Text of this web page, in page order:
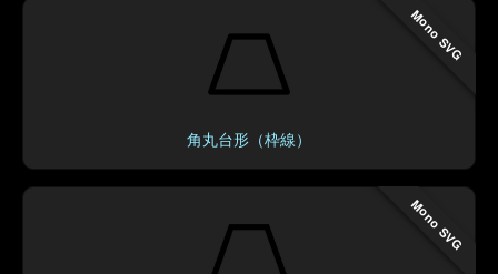
Mono SVG
角丸台形（枠線）
Mono SVG